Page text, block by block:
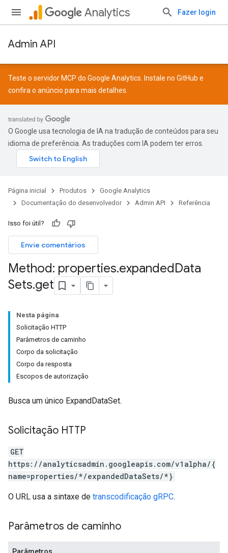
Analytics Fazer login
Admin API
Teste o servidor MCP do Google Analytics. Instale no GitHub e
confira o anúncio para mais detalhes.
O Google usa tecnologia de IA na tradução de conteúdos para seu
idioma de preferência. As traduções com IA podem ter erros.
Página inicial Produtos
Google Analytics
Documentação do desenvolvedor
Admin API Referência
Isso foi útil?
Envie comentários
Method: properties.expandedData
Sets.get
Nesta página
Solicitação HTTP
Parâmetros de caminho
Corpo da solicitação
Corpo da resposta
Escopos de autorização
Busca um único ExpandDataSet.
Solicitação HTTP
GET
https://analyticsadmin.googleapis.com/v1alpha/{
name=properties/*/expandedDataSets/*}
O URL usa a sintaxe de transcodificação gRPC.
Parâmetros de caminho